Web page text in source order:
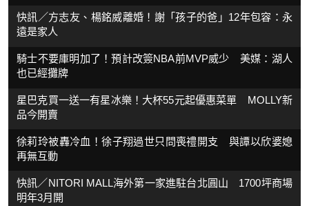
快訊／方志友、楊銘威離婚！謝「孩子的爸」12年包容：永
遠是家人
騎士不要庫明加了！預計改簽NBA前MVP威少 美媒：湖人
也已經攤牌
星巴克買一送一有星冰樂！大杯55元起優惠菜單 MOLLY新
品今開賣
徐莉玲被轟冷血！徐子翔過世只問喪禮開支 與譚以欣婆媳
再無互動
快訊／NITORI MALL海外第一家進駐台北圓山 1700坪商場
明年3月開